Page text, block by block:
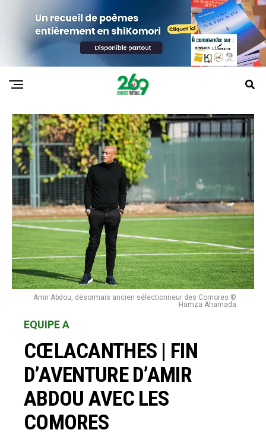
Amir Abdou, désormais ancien sélectionneur des Comores ©
Hamza Ahamada
EQUIPE A
CŒLACANTHES | FIN
D’AVENTURE D’AMIR
ABDOU AVEC LES
COMORES